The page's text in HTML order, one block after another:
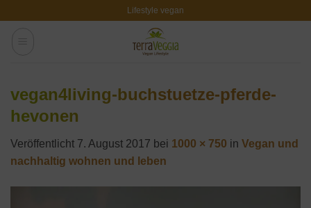
Lifestyle vegan
vegan4living-buchstuetze-pferde-
hevonen
Veröffentlicht 7. August 2017 bei 1000 × 750 in Vegan und
nachhaltig wohnen und leben